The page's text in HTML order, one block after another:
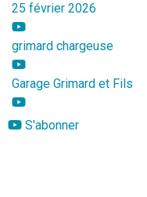
25 février 2026
grimard chargeuse
Garage Grimard et Fils
S'abonner